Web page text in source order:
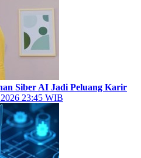
Siber AI Jadi Peluang Karir
23:45 WIB